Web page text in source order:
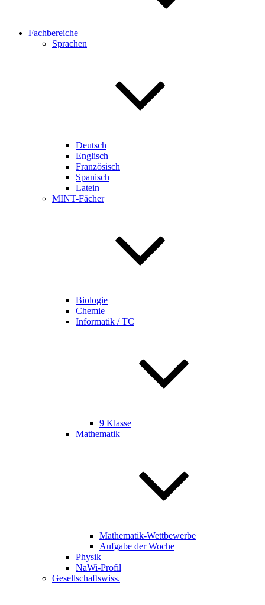
Fachbereiche
Sprachen
Deutsch
Englisch
Französisch
Spanisch
Latein
MINT-Fächer
Biologie
Chemie
Informatik / TC
9 Klasse
Mathematik
Mathematik-Wettbewerbe
Aufgabe der Woche
Physik
NaWi-Profil
Gesellschaftswiss.